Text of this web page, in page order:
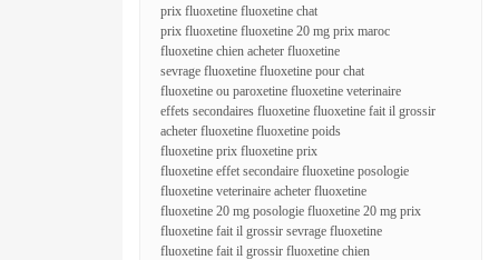
prix fluoxetine fluoxetine chat
prix fluoxetine fluoxetine 20 mg prix maroc
fluoxetine chien acheter fluoxetine
sevrage fluoxetine fluoxetine pour chat
fluoxetine ou paroxetine fluoxetine veterinaire
effets secondaires fluoxetine fluoxetine fait il grossir
acheter fluoxetine fluoxetine poids
fluoxetine prix fluoxetine prix
fluoxetine effet secondaire fluoxetine posologie
fluoxetine veterinaire acheter fluoxetine
fluoxetine 20 mg posologie fluoxetine 20 mg prix
fluoxetine fait il grossir sevrage fluoxetine
fluoxetine fait il grossir fluoxetine chien